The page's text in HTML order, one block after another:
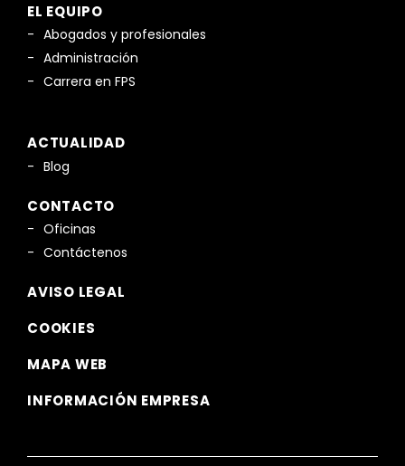
EL EQUIPO
Abogados y profesionales
Administración
Carrera en FPS
ACTUALIDAD
Blog
CONTACTO
Oficinas
Contáctenos
AVISO LEGAL
COOKIES
MAPA WEB
INFORMACIÓN EMPRESA